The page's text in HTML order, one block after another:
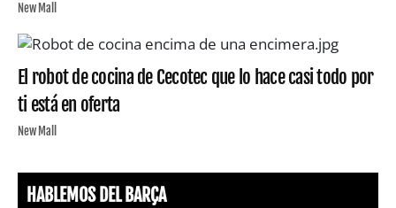
New Mall
El robot de cocina de Cecotec que lo hace casi todo por
ti está en oferta
New Mall
HABLEMOS DEL BARÇA